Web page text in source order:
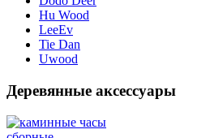
Hu Wood
LeeEv
Tie Dan
Uwood
Деревянные аксессуары